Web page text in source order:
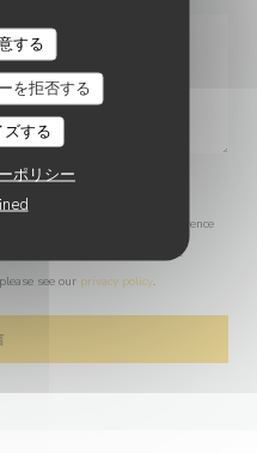
する
を拒否する
ズする
ポリシー
you have the right to opt out of
with the Telephone Preference
. For more
see our privacy policy.